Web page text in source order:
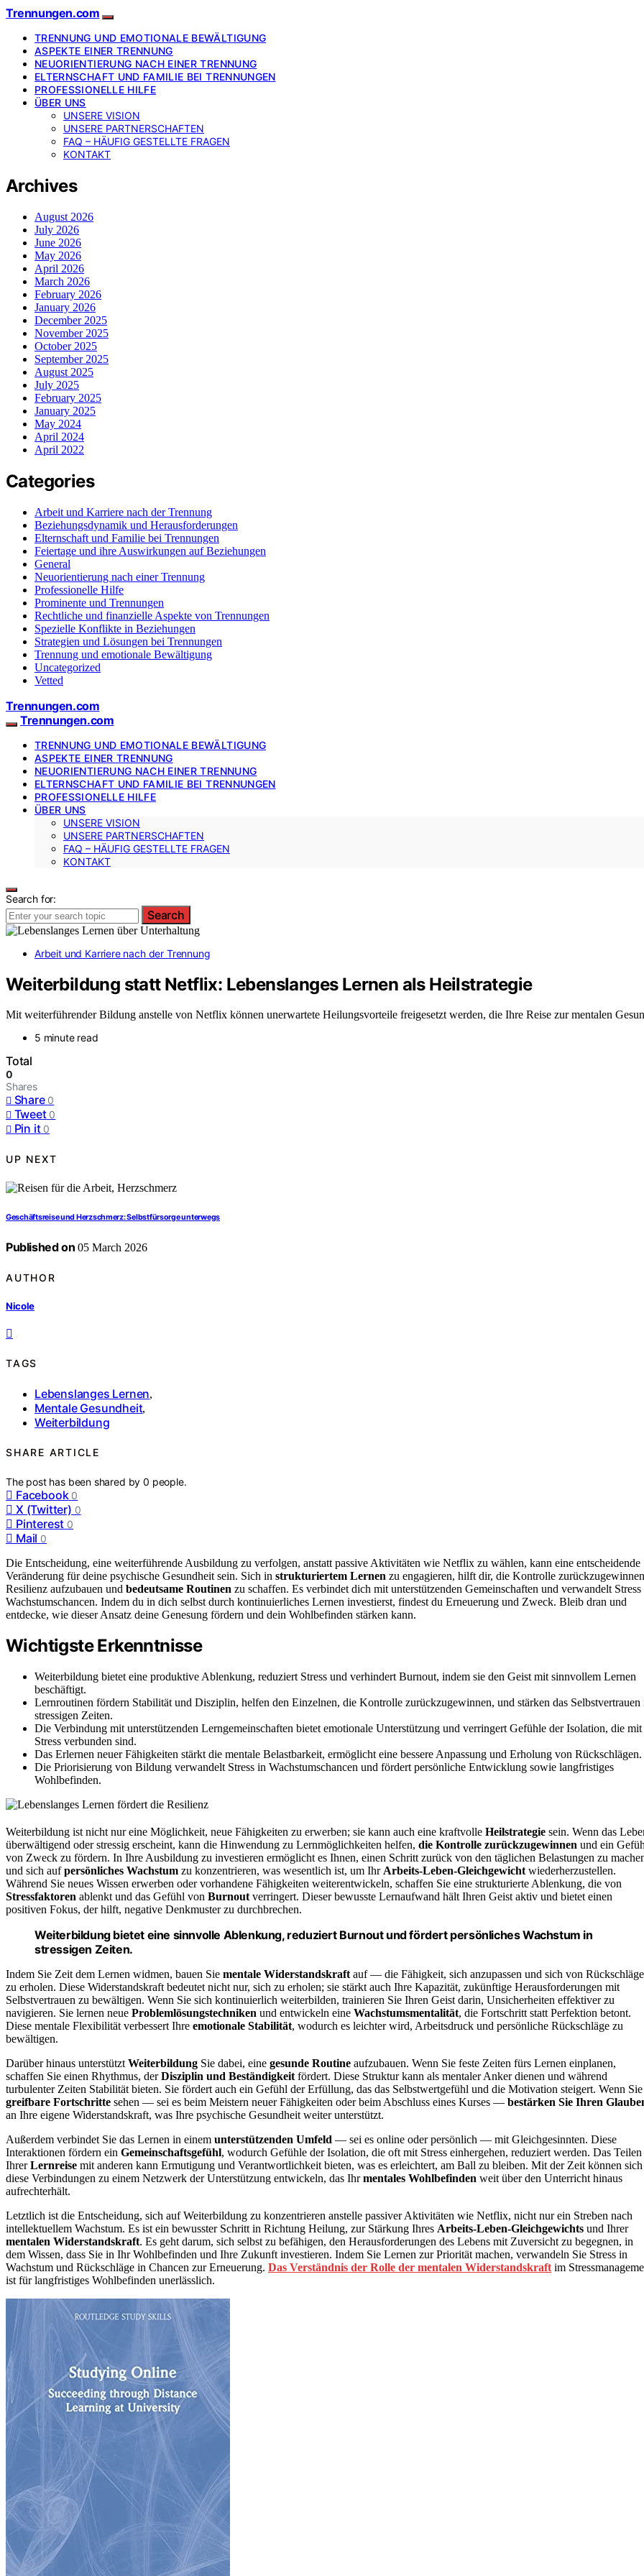
Trennungen.com
TRENNUNG UND EMOTIONALE BEWÄLTIGUNG
ASPEKTE EINER TRENNUNG
NEUORIENTIERUNG NACH EINER TRENNUNG
ELTERNSCHAFT UND FAMILIE BEI TRENNUNGEN
PROFESSIONELLE HILFE
ÜBER UNS
UNSERE VISION
UNSERE PARTNERSCHAFTEN
FAQ – HÄUFIG GESTELLTE FRAGEN
KONTAKT
Archives
August 2026
July 2026
June 2026
May 2026
April 2026
March 2026
February 2026
January 2026
December 2025
November 2025
October 2025
September 2025
August 2025
July 2025
February 2025
January 2025
May 2024
April 2024
April 2022
Categories
Arbeit und Karriere nach der Trennung
Beziehungsdynamik und Herausforderungen
Elternschaft und Familie bei Trennungen
Feiertage und ihre Auswirkungen auf Beziehungen
General
Neuorientierung nach einer Trennung
Professionelle Hilfe
Prominente und Trennungen
Rechtliche und finanzielle Aspekte von Trennungen
Spezielle Konflikte in Beziehungen
Strategien und Lösungen bei Trennungen
Trennung und emotionale Bewältigung
Uncategorized
Vetted
Trennungen.com
Trennungen.com
TRENNUNG UND EMOTIONALE BEWÄLTIGUNG
ASPEKTE EINER TRENNUNG
NEUORIENTIERUNG NACH EINER TRENNUNG
ELTERNSCHAFT UND FAMILIE BEI TRENNUNGEN
PROFESSIONELLE HILFE
ÜBER UNS
UNSERE VISION
UNSERE PARTNERSCHAFTEN
FAQ – HÄUFIG GESTELLTE FRAGEN
KONTAKT
Search for:
Search
Arbeit und Karriere nach der Trennung
Weiterbildung statt Netflix: Lebenslanges Lernen als Heilstrategie
Mit weiterführender Bildung anstelle von Netflix können unerwartete Heilungsvorteile freigesetzt werden, die Ihre Reise zur mentalen
5 minute read
Total
0
Shares
Share 0
Tweet 0
Pin it 0
UP NEXT
Geschäftsreise und Herzschmerz: Selbstfürsorge unterwegs
Published on 05 March 2026
AUTHOR
Nicole
TAGS
Lebenslanges Lernen,
Mentale Gesundheit,
Weiterbildung
SHARE ARTICLE
The post has been shared by0 people.
Facebook 0
X (Twitter) 0
Pinterest 0
Mail 0
Die Entscheidung, eine weiterführende Ausbildung zu verfolgen, anstatt passive Aktivitäten wie Netflix zu wählen, kann eine entscheidende
Veränderung für deine psychische Gesundheit sein. Sich in strukturiertem Lernen zu engagieren, hilft dir, die Kontrolle
Resilienz aufzubauen und bedeutsame Routinen zu schaffen. Es verbindet dich mit unterstützenden Gemeinschaften und verwandelt Stress
Wachstumschancen. Indem du in dich selbst durch kontinuierliches Lernen investierst, findest du Erneuerung und Zweck. Bleib dran und
entdecke, wie dieser Ansatz deine Genesung fördern und dein Wohlbefinden stärken kann.
Wichtigste Erkenntnisse
Weiterbildung bietet eine produktive Ablenkung, reduziert Stress und verhindert Burnout, indem sie den Geist mit sinnvollem Lernen
beschäftigt.
Lernroutinen fördern Stabilität und Disziplin, helfen den Einzelnen, die Kontrolle zurückzugewinnen, und stärken das Selbstvertrauen
stressigen Zeiten.
Die Verbindung mit unterstützenden Lerngemeinschaften bietet emotionale Unterstützung und verringert Gefühle der Isolation, die mit
Stress verbunden sind.
Das Erlernen neuer Fähigkeiten stärkt die mentale Belastbarkeit, ermöglicht eine bessere Anpassung und Erholung von Rückschlägen.
Die Priorisierung von Bildung verwandelt Stress in Wachstumschancen und fördert persönliche Entwicklung sowie langfristiges
Wohlbefinden.
Weiterbildung ist nicht nur eine Möglichkeit, neue Fähigkeiten zu erwerben; sie kann auch eine kraftvolle Heilstrategie sein. Wenn das
überwältigend oder stressig erscheint, kann die Hinwendung zu Lernmöglichkeiten helfen, die Kontrolle zurückzugewinnen und ein
von Zweck zu fördern. In Ihre Ausbildung zu investieren ermöglicht es Ihnen, einen Schritt zurück von den täglichen Belastungen zu
und sich aufpersönliches Wachstum zu konzentrieren, was wesentlich ist, um Ihr Arbeits-Leben-Gleichgewicht wiederherzustellen.
Während Sie neues Wissen erwerben oder vorhandene Fähigkeiten weiterentwickeln, schaffen Sie eine strukturierte Ablenkung, die von
Stressfaktoren ablenkt und das Gefühl von Burnout verringert. Dieser bewusste Lernaufwand hält Ihren Geist aktiv und bietet einen
positiven Fokus, der hilft, negative Denkmuster zu durchbrechen.
Weiterbildung bietet eine sinnvolle Ablenkung, reduziert Burnout und fördert persönliches Wachstum in
stressigen Zeiten.
Indem Sie Zeit dem Lernen widmen, bauen Sie mentale Widerstandskraft auf — die Fähigkeit, sich anzupassen und sich von
zu erholen. Diese Widerstandskraft bedeutet nicht nur, sich zu erholen; sie stärkt auch Ihre Kapazität, zukünftige Herausforderungen mit
Selbstvertrauen zu bewältigen. Wenn Sie sich kontinuierlich weiterbilden, trainieren Sie Ihren Geist darin, Unsicherheiten effektiver zu
navigieren. Sie lernen neue Problemlösungstechniken und entwickeln eine Wachstumsmentalität, die Fortschritt statt Perfektion betont.
Diese mentale Flexibilität verbessert Ihre emotionale Stabilität, wodurch es leichter wird, Arbeitsdruck und persönliche Rückschläge zu
bewältigen.
Darüber hinaus unterstützt Weiterbildung Sie dabei, eine gesunde Routine aufzubauen. Wenn Sie feste Zeiten fürs Lernen einplanen,
schaffen Sie einen Rhythmus, derDisziplin und Beständigkeit fördert. Diese Struktur kann als mentaler Anker dienen und während
turbulenter Zeiten Stabilität bieten. Sie fördert auch ein Gefühl der Erfüllung, das das Selbstwertgefühl und die Motivation steigert. Wenn Sie
greifbare Fortschritte sehen — sei es beim Meistern neuer Fähigkeiten oder beim Abschluss eines Kurses — bestärken Sie Ihren
an Ihre eigene Widerstandskraft, was Ihre psychische Gesundheit weiter unterstützt.
Außerdem verbindet Sie das Lernen in einem unterstützenden Umfeld — sei es online oder persönlich — mit Gleichgesinnten. Diese
Interaktionen fördern ein Gemeinschaftsgefühl, wodurch Gefühle der Isolation, die oft mit Stress einhergehen, reduziert werden. Das Teilen
IhrerLernreise mit anderen kann Ermutigung und Verantwortlichkeit bieten, was es erleichtert, am Ball zu bleiben. Mit der Zeit können sich
diese Verbindungen zu einem Netzwerk der Unterstützung entwickeln, das Ihrmentales Wohlbefinden weit über den Unterricht hinaus
aufrechterhält.
Letztlich ist die Entscheidung, sich auf Weiterbildung zu konzentrieren anstelle passiver Aktivitäten wie Netflix, nicht nur ein Streben nach
intellektuellem Wachstum. Es ist ein bewusster Schritt in Richtung Heilung, zur Stärkung Ihres Arbeits-Leben-Gleichgewichts und Ihrer
mentalen Widerstandskraft. Es geht darum, sich selbst zu befähigen, den Herausforderungen des Lebens mit Zuversicht zu begegnen, in
dem Wissen, dass Sie in Ihr Wohlbefinden und Ihre Zukunft investieren. Indem Sie Lernen zur Priorität machen, verwandeln Sie Stress in
Wachstum und Rückschläge in Chancen zur Erneuerung. Das Verständnis der Rolle der mentalen Widerstandskraft im
ist für langfristiges Wohlbefinden unerlässlich.